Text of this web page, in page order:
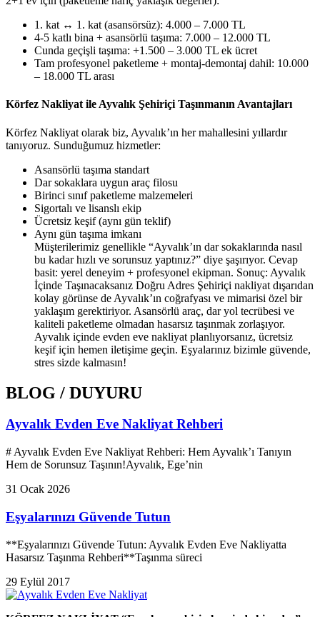
1. kat ↔ 1. kat (asansörsüz): 4.000 – 7.000 TL
4-5 katlı bina + asansörlü taşıma: 7.000 – 12.000 TL
Cunda geçişli taşıma: +1.500 – 3.000 TL ek ücret
Tam profesyonel paketleme + montaj-demontaj dahil: 10.000
– 18.000 TL arası
Körfez Nakliyat ile Ayvalık Şehiriçi Taşınmanın Avantajları
Körfez Nakliyat olarak biz, Ayvalık’ın her mahallesini yıllardır
tanıyoruz. Sunduğumuz hizmetler:
Asansörlü taşıma standart
Dar sokaklara uygun araç filosu
Birinci sınıf paketleme malzemeleri
Sigortalı ve lisanslı ekip
Ücretsiz keşif (aynı gün teklif)
Aynı gün taşıma imkanı
Müşterilerimiz genellikle “Ayvalık’ın dar sokaklarında nasıl
bu kadar hızlı ve sorunsuz yaptınız?” diye şaşırıyor. Cevap
basit: yerel deneyim + profesyonel ekipman. Sonuç: Ayvalık
İçinde Taşınacaksanız Doğru Adres Şehiriçi nakliyat dışarıdan
kolay görünse de Ayvalık’ın coğrafyası ve mimarisi özel bir
yaklaşım gerektiriyor. Asansörlü araç, dar yol tecrübesi ve
kaliteli paketleme olmadan hasarsız taşınmak zorlaşıyor.
Ayvalık içinde evden eve nakliyat planlıyorsanız, ücretsiz
keşif için hemen iletişime geçin. Eşyalarınız bizimle güvende,
stres sizde kalmasın!
BLOG / DUYURU
Ayvalık Evden Eve Nakliyat Rehberi
# Ayvalık Evden Eve Nakliyat Rehberi: Hem Ayvalık’ı Tanıyın
Hem de Sorunsuz Taşının!Ayvalık, Ege’nin
31 Ocak 2026
Eşyalarınızı Güvende Tutun
**Eşyalarınızı Güvende Tutun: Ayvalık Evden Eve Nakliyatta
Hasarsız Taşınma Rehberi**Taşınma süreci
29 Eylül 2017